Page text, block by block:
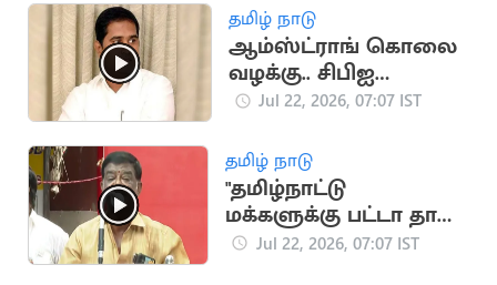
தமிழ் நாடு
ஆம்ஸ்ட்ராங் கொலை
வழக்கு.. சிபிஐ
விசாரணைக்கு
அனுமதி
Jul 22, 2026, 07:07 IST
தமிழ் நாடு
"தமிழ்நாட்டு
மக்களுக்கு பட்டா தான்
புத்தி வரும்".. சிவாஜி
Jul 22, 2026, 07:07 IST